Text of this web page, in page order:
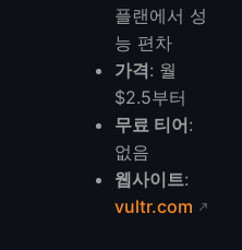
플랜에서 성
능 편차
가격: 월
$2.5부터
무료 티어:
없음
웹사이트:
vultr.com